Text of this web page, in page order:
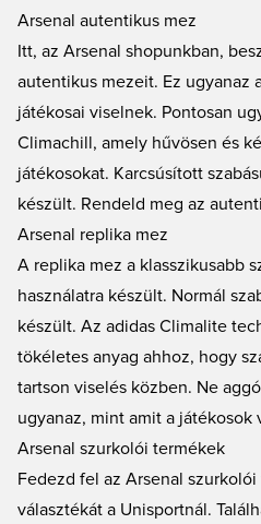
Arsenal autentikus mez
Itt, az Arsenal shopunkban,
autentikus mezeit. Ez ugyanaz
játékosai viselnek. Pontosan
Climachill, amely hűvösen és
játékosokat. Karcsúsított
készült. Rendeld meg az
Arsenal replika mez
A replika mez a klasszikusabb
használatra készült. Normál
készült. Az adidas Climalite
tökéletes anyag ahhoz, hogy
tartson viselés közben. Ne
ugyanaz, mint amit a játékosok
Arsenal szurkolói termékek
Fedezd fel az Arsenal
választékát a Unisportnál.